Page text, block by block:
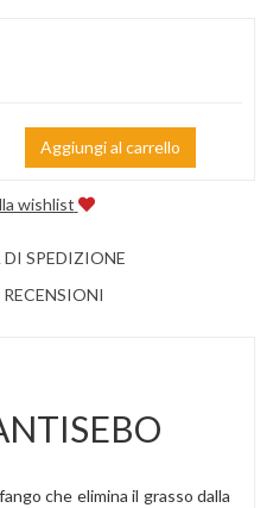
Aggiungi al carrello
wishlist
SPEDIZIONE
RECENSIONI
che elimina il grasso dalla